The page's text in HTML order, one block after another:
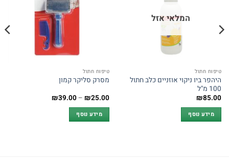
המלאי אזל
טיפוח חתול
היהפר ביו ניקוי אוזניים כלב חתול
100 מ"ל
₪85.00
מידע נוסף
טיפוח חתול
מסרק סליקר קמון
₪25.00
–
₪39.00 טווח
מידע נוסף